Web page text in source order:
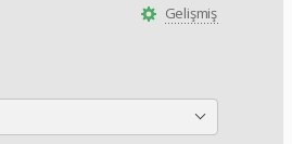
Gelişmiş